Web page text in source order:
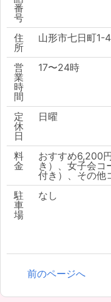
番
号
住
所
山形市七日町1-
営
業
時
間
17〜24時
定
休
日
日曜
料
金
おすすめ6,200
き）、女子会コ
付き）、その他
駐
車
場
なし
前のページへ